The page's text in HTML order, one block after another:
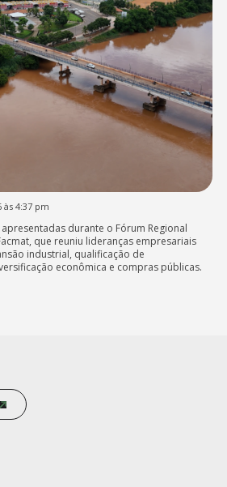
4:37 pm
durante o Fórum Regional
que reuniu lideranças empresariais
industrial, qualificação de
econômica e compras públicas.